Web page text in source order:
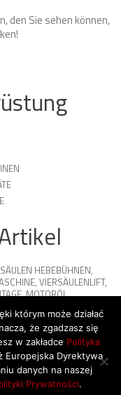
den Sie sehen können,
HEBEBÜHNEN,
, VIERSÄULENLIFT,
,MOTORÖL,
All rights
którym może działać
że zgadzasz się
w zakładce Polityka
Europejska Dyrektywa
danych na naszej
Prywatności.